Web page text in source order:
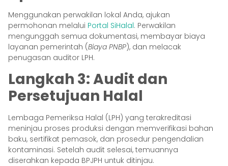
Menggunakan perwakilan lokal Anda, ajukan
permohonan melalui Portal SiHalal. Perwakilan
mengunggah semua dokumentasi, membayar biaya
layanan pemerintah (Biaya PNBP), dan melacak
penugasan auditor LPH.
Langkah 3: Audit dan
Persetujuan Halal
Lembaga Pemeriksa Halal (LPH) yang terakreditasi
meninjau proses produksi dengan memverifikasi bahan
baku, sertifikat pemasok, dan prosedur pengendalian
kontaminasi. Setelah audit selesai, temuannya
diserahkan kepada BPJPH untuk ditinjau.